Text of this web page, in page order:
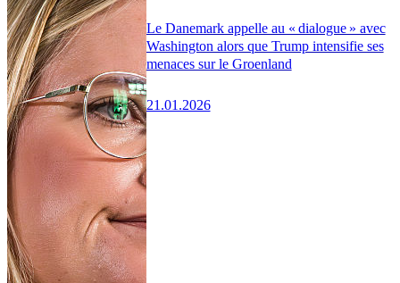
Le Danemark appelle au « dialogue » avec
Washington alors que Trump intensifie ses
menaces sur le Groenland
21.01.2026